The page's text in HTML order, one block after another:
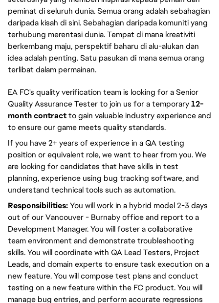
peminat di seluruh dunia. Semua orang adalah sebahagian
daripada kisah di sini. Sebahagian daripada komuniti yang
terhubung merentasi dunia. Tempat di mana kreativiti
berkembang maju, perspektif baharu di alu-alukan dan
idea adalah penting. Satu pasukan di mana semua orang
terlibat dalam permainan.
EA FC's quality verification team is looking for a Senior
Quality Assurance Tester to join us for a temporary12-
month contractto gain valuable industry experience and
to ensure our game meets quality standards.
If you have 2+ years of experience in a QA testing
position or equivalent role, we want to hear from you. We
are looking for candidates that have skills in test
planning, experience using bug tracking software, and
understand technical tools such as automation.
Responsibilities:You will work in a hybrid model 2-3 days
out of our Vancouver - Burnaby office and report to a
Development Manager. You will foster a collaborative
team environment and demonstrate troubleshooting
skills. You will coordinate with QA Lead Testers, Project
Leads, and domain experts to ensure task execution on a
new feature. You will compose test plans and conduct
testing on a new feature within the FC product. You will
manage bug entries, and perform accurate regressions